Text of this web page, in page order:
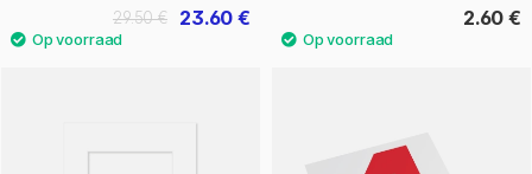
23.60 €
29.50 € 2.60 €